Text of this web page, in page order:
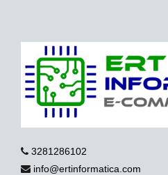
3281286102
info@ertinformatica.com